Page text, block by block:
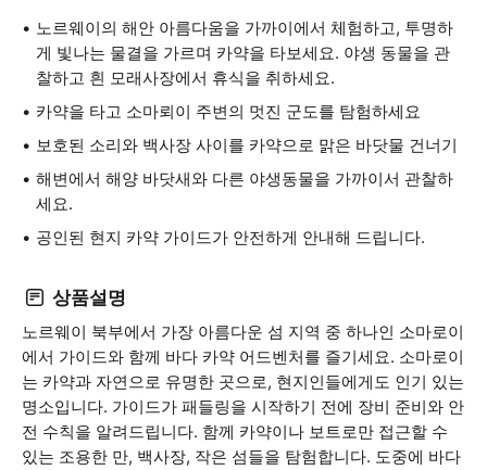
노르웨이의 해안 아름다움을 가까이에서 체험하고, 투명하
게 빛나는 물결을 가르며 카약을 타보세요. 야생 동물을 관
찰하고 흰 모래사장에서 휴식을 취하세요.
카약을 타고 소마뢰이 주변의 멋진 군도를 탐험하세요
보호된 소리와 백사장 사이를 카약으로 맑은 바닷물 건너기
해변에서 해양 바닷새와 다른 야생동물을 가까이서 관찰하
세요.
공인된 현지 카약 가이드가 안전하게 안내해 드립니다.
상품설명
노르웨이 북부에서 가장 아름다운 섬 지역 중 하나인 소마로이
에서 가이드와 함께 바다 카약 어드벤처를 즐기세요. 소마로이
는 카약과 자연으로 유명한 곳으로, 현지인들에게도 인기 있는
명소입니다. 가이드가 패들링을 시작하기 전에 장비 준비와 안
전 수칙을 알려드립니다. 함께 카약이나 보트로만 접근할 수
있는 조용한 만, 백사장, 작은 섬들을 탐험합니다. 도중에 바다